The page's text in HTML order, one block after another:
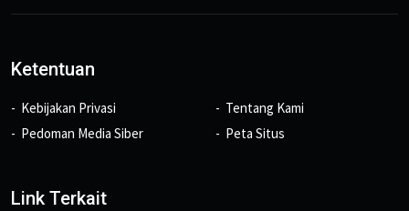
Ketentuan
Kebijakan Privasi
Pedoman Media Siber
Tentang Kami
Peta Situs
Link Terkait